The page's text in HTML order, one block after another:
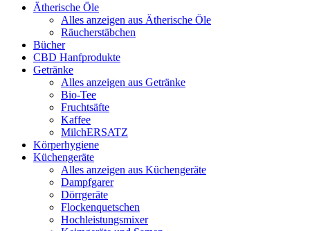
Ätherische Öle
Alles anzeigen aus Ätherische Öle
Räucherstäbchen
Bücher
CBD Hanfprodukte
Getränke
Alles anzeigen aus Getränke
Bio-Tee
Fruchtsäfte
Kaffee
MilchERSATZ
Körperhygiene
Küchengeräte
Alles anzeigen aus Küchengeräte
Dampfgarer
Dörrgeräte
Flockenquetschen
Hochleistungsmixer